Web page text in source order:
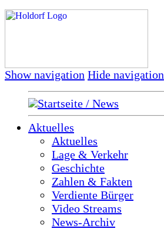
Show navigation Hide navigation
Startseite / News
Aktuelles
Aktuelles
Lage & Verkehr
Geschichte
Zahlen & Fakten
Verdiente Bürger
Video Streams
News-Archiv